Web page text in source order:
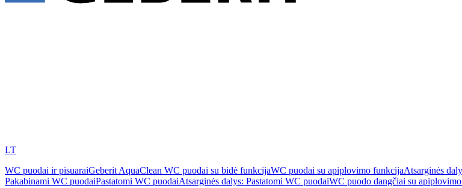
LT
WC puodai ir pisuaraiGeberit AquaClean WC puodai su bidė funkcijaWC puodai su apiplovimo funkcijaAtsarginės
Pakabinami WC puodaiPastatomi WC puodaiAtsarginės dalys: Pastatomi WC puodaiWC puodo dangčiai su